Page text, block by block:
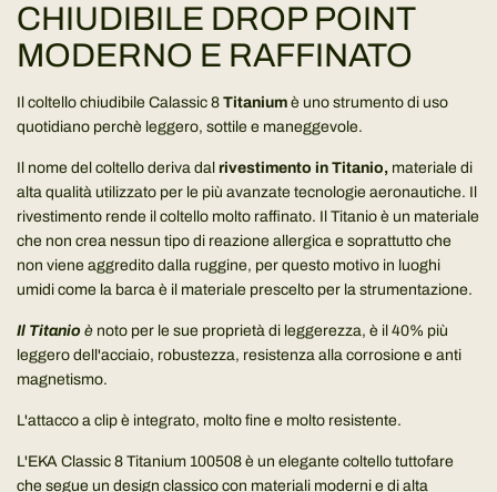
o
.
.
.
CHIUDIBILE DROP POINT
MODERNO E RAFFINATO
Il coltello chiudibile Calassic 8 Titanium è uno strumento di uso
quotidiano perchè leggero, sottile e maneggevole.
Il nome del coltello deriva dal rivestimento in Titanio, materiale di
alta qualità utilizzato per le più avanzate tecnologie aeronautiche. Il
rivestimento rende il coltello molto raffinato. Il Titanio è un materiale
che non crea nessun tipo di reazione allergica e soprattutto che
non viene aggredito dalla ruggine, per questo motivo in luoghi
umidi come la barca è il materiale prescelto per la strumentazione.
Il Titanio è noto per le sue proprietà di leggerezza, è il 40% più
leggero dell'acciaio, robustezza, resistenza alla corrosione e anti
magnetismo.
L'attacco a clip è integrato, molto fine e molto resistente.
L'EKA Classic 8 Titanium 100508 è un elegante coltello tuttofare
che segue un design classico con materiali moderni e di alta